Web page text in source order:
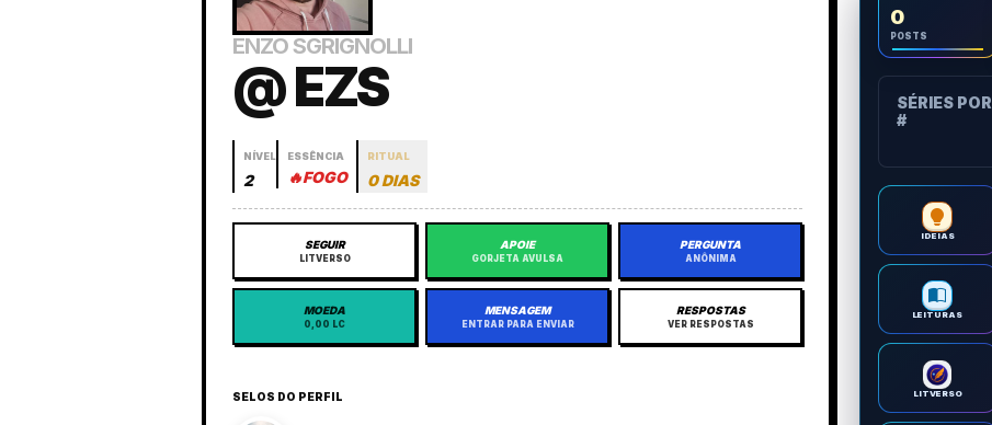
ENZO SGRIGNOLLI
@ EZS
NÍVEL
2
ESSÊNCIA
🔥FOGO
RITUAL
0 DIAS
SEGUIR
LITVERSO
APOIE
GORJETA AVULSA
PERGUNTA
ANÔNIMA
MOEDA
0,00 LC
MENSAGEM
ENTRAR PARA ENVIAR
RESPOSTAS
VER RESPOSTAS
SELOS DO PERFIL
0
POSTS
SÉRIES POR
#
IDEIAS
LEITURAS
LITVERSO